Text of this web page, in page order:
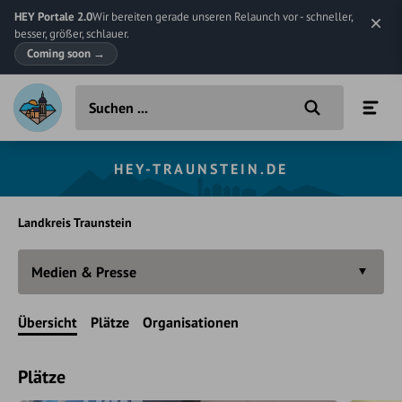
HEY Portale 2.0Wir bereiten gerade unseren Relaunch vor - schneller,
besser, größer, schlauer.
Coming soon →
HEY-TRAUNSTEIN.DE
Landkreis Traunstein
Medien & Presse
Übersicht Plätze Organisationen
Plätze